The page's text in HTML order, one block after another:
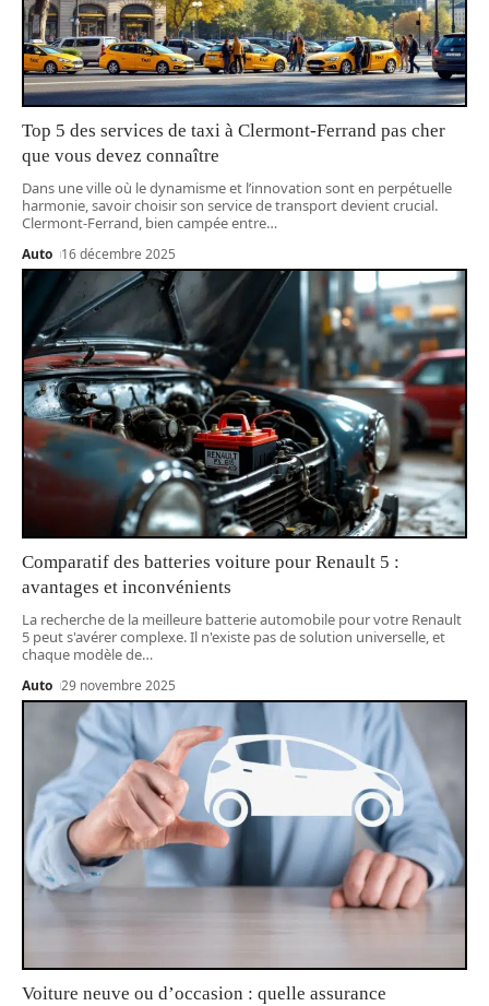
Top 5 des services de taxi à Clermont-Ferrand pas cher
que vous devez connaître
Dans une ville où le dynamisme et l’innovation sont en perpétuelle
harmonie, savoir choisir son service de transport devient crucial.
Clermont-Ferrand, bien campée entre…
Auto 16 décembre 2025
Comparatif des batteries voiture pour Renault 5 :
avantages et inconvénients
La recherche de la meilleure batterie automobile pour votre Renault
5 peut s'avérer complexe. Il n'existe pas de solution universelle, et
chaque modèle de…
Auto 29 novembre 2025
Voiture neuve ou d’occasion : quelle assurance